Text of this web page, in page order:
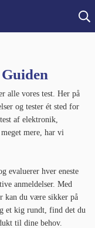
alle vores test. Her på
og tester ét sted for
af elektronik,
mere, har vi
evaluerer hver eneste
anmeldelser. Med
kan du være sikker på
et kig rundt, find det du
til dine behov.